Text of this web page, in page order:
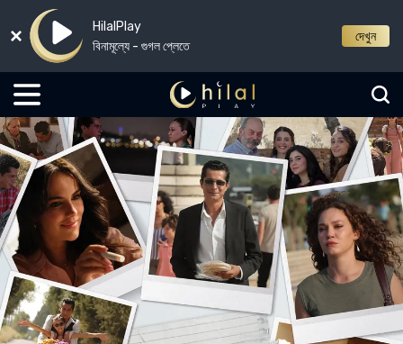
HilalPlay
বিনামূল্যে - গুগল প্লেতে
দেখুন